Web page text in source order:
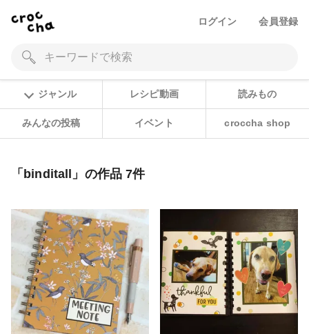
ログイン 会員登録
ジャンル レシピ動画 読みもの
みんなの投稿 イベント croccha shop
「binditall」の作品 7件